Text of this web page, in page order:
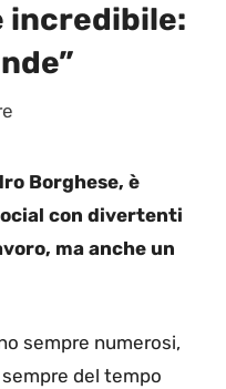
incredibile:
Borghese, è
con divertenti
ma anche un
sempre numerosi,
del tempo